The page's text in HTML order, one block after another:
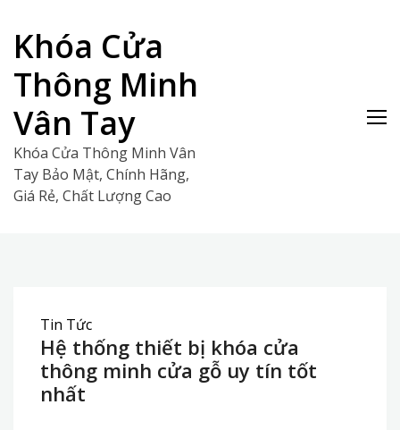
content
Khóa Cửa
Thông Minh
Vân Tay
Khóa Cửa Thông Minh Vân
Tay Bảo Mật, Chính Hãng,
Giá Rẻ, Chất Lượng Cao
Tin Tức
Hệ thống thiết bị khóa cửa
thông minh cửa gỗ uy tín tốt
nhất